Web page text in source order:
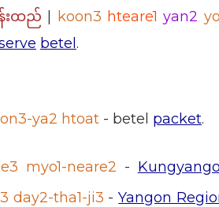
းထည် | koon3 hteare1 yan2
betel.
ya2 htoat - betel packet.
myo1-neare2 -
day2-tha1-ji3 -Yangon